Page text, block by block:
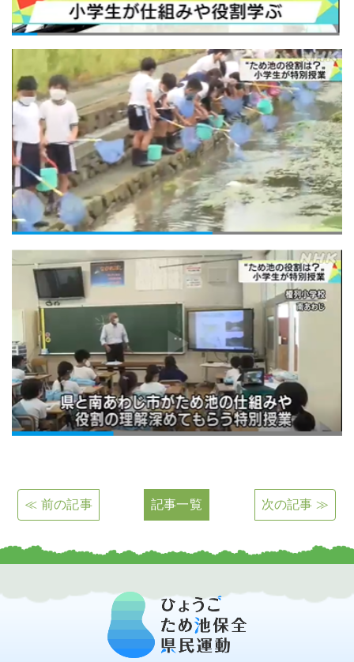
≪ 前の記事 記事一覧 次の記事 ≫